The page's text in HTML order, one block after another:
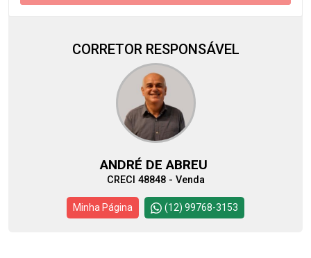
CORRETOR RESPONSÁVEL
ANDRÉ DE ABREU
CRECI 48848 - Venda
Minha Página (12) 99768-3153